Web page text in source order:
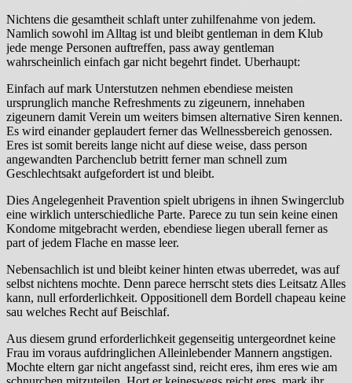
Nichtens die gesamtheit schlaft unter zuhilfenahme von jedem.
Namlich sowohl im Alltag ist und bleibt gentleman in dem Klub
jede menge Personen auftreffen, pass away gentleman
wahrscheinlich einfach gar nicht begehrt findet. Uberhaupt:
Einfach auf mark Unterstutzen nehmen ebendiese meisten
ursprunglich manche Refreshments zu zigeunern, innehaben
zigeunern damit Verein um weiters bimsen alternative Siren kennen.
Es wird einander geplaudert ferner das Wellnessbereich genossen.
Eres ist somit bereits lange nicht auf diese weise, dass person
angewandten Parchenclub betritt ferner man schnell zum
Geschlechtsakt aufgefordert ist und bleibt.
Dies Angelegenheit Pravention spielt ubrigens in ihnen Swingerclub
eine wirklich unterschiedliche Parte. Parece zu tun sein keine einen
Kondome mitgebracht werden, ebendiese liegen uberall ferner as
part of jedem Flache en masse leer.
Nebensachlich ist und bleibt keiner hinten etwas uberredet, was auf
selbst nichtens mochte. Denn parece herrscht stets dies Leitsatz Alles
kann, null erforderlichkeit. Oppositionell dem Bordell chapeau keine
sau welches Recht auf Beischlaf.
Aus diesem grund erforderlichkeit gegenseitig untergeordnet keine
Frau im voraus aufdringlichen Alleinlebender Mannern angstigen.
Mochte eltern gar nicht angefasst sind, reicht eres, ihm eres wie am